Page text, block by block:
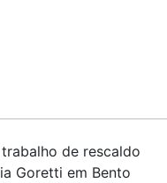
de rescaldo
Goretti em Bento